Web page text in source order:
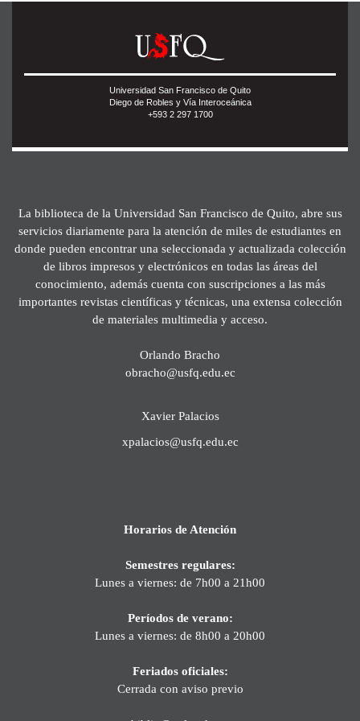
Universidad San Francisco de Quito
Diego de Robles y Vía Interoceánica
+593 2 297 1700
La biblioteca de la Universidad San Francisco de Quito, abre sus
servicios diariamente para la atención de miles de estudiantes en
donde pueden encontrar una seleccionada y actualizada colección
de libros impresos y electrónicos en todas las áreas del
conocimiento, además cuenta con suscripciones a las más
importantes revistas científicas y técnicas, una extensa colección
de materiales multimedia y acceso.
Orlando Bracho
obracho@usfq.edu.ec
Xavier Palacios
xpalacios@usfq.edu.ec
Horarios de Atención
Semestres regulares:
Lunes a viernes: de 7h00 a 21h00
Períodos de verano:
Lunes a viernes: de 8h00 a 20h00
Feriados oficiales:
Cerrada con aviso previo